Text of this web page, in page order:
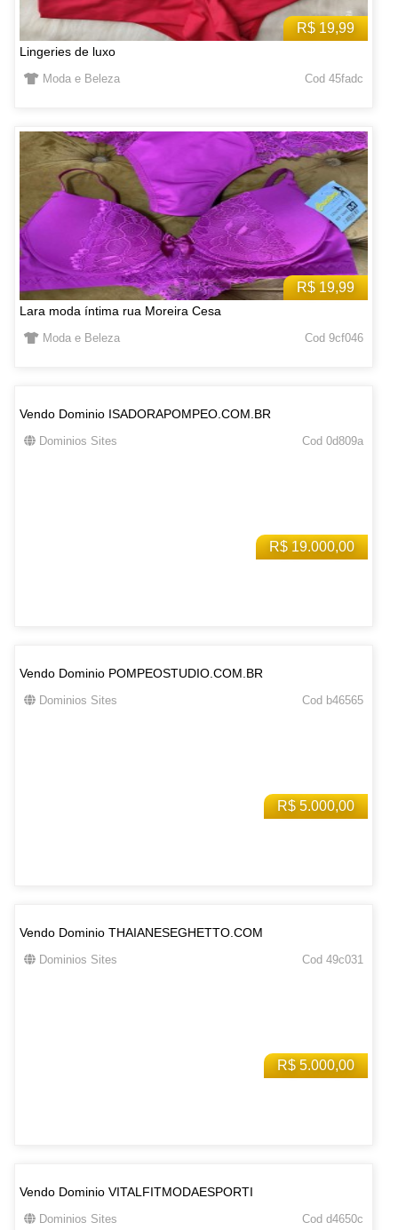
R$ 19,99
Lingeries de luxo
Moda e Beleza Cod 45fadc
R$ 19,99
Lara moda íntima rua Moreira Cesa
Moda e Beleza Cod 9cf046
R$ 19.000,00
Vendo Dominio ISADORAPOMPEO.COM.BR
Dominios Sites Cod 0d809a
R$ 5.000,00
Vendo Dominio POMPEOSTUDIO.COM.BR
Dominios Sites Cod b46565
R$ 5.000,00
Vendo Dominio THAIANESEGHETTO.COM
Dominios Sites Cod 49c031
Vendo Dominio VITALFITMODAESPORTI
Dominios Sites Cod d4650c